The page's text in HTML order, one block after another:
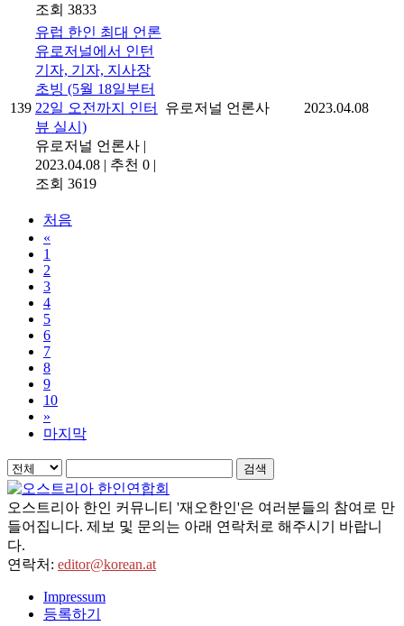
조회 3833
139
유럽 한인 최대 언론
유로저널에서 인턴
기자, 기자, 지사장
초빙 (5월 18일부터
22일 오전까지 인터
뷰 실시)
유로저널 언론사 |
2023.04.08 | 추천 0 |
조회 3619
유로저널 언론사 2023.04.08
처음
«
1
2
3
4
5
6
7
8
9
10
»
마지막
검색
오스트리아 한인 커뮤니티 '재오한인'은 여러분들의 참여로 만
들어집니다. 제보 및 문의는 아래 연락처로 해주시기 바랍니
다.
연락처: editor@korean.at
Impressum
등록하기